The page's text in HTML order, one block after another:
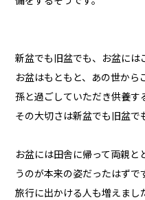
新盆でも旧盆でも、お盆には
お盆はもともと、あの世から
孫と過ごしていただき供養す
その大切さは新盆でも旧盆で
お盆には田舎に帰って両親と
うのが本来の姿だったはずで
旅行に出かける人も増えまし